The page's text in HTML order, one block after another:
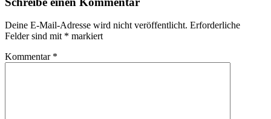
Deine E-Mail-Adresse wird nicht veröffentlicht. Erforderliche
Felder sind mit * markiert
Kommentar *